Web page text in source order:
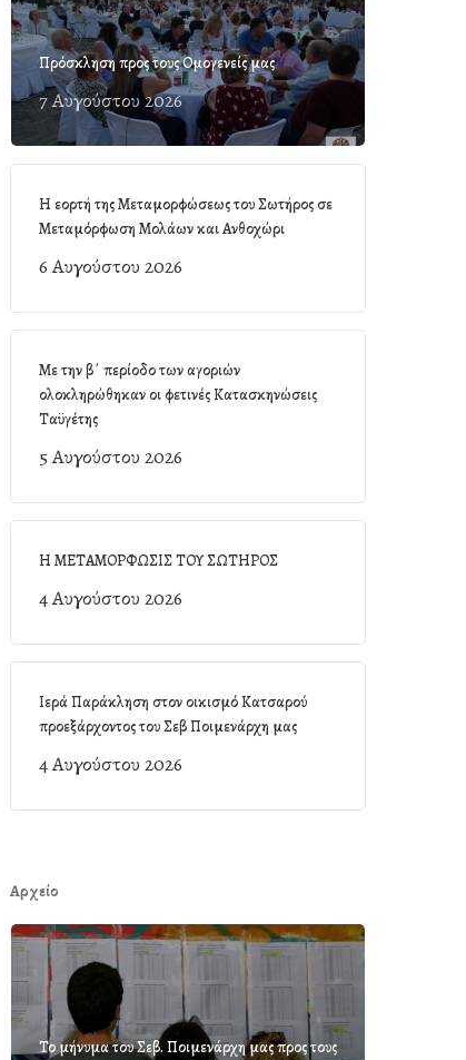
Πρόσκληση προς τους Ομογενείς μας
7 Αυγούστου 2026
Η εορτή της Μεταμορφώσεως του Σωτήρος σε
Μεταμόρφωση Μολάων και Ανθοχώρι
6 Αυγούστου 2026
Με την β΄ περίοδο των αγοριών
ολοκληρώθηκαν οι φετινές Κατασκηνώσεις
Ταϋγέτης
5 Αυγούστου 2026
Η ΜΕΤΑΜΟΡΦΩΣΙΣ ΤΟΥ ΣΩΤΗΡΟΣ
4 Αυγούστου 2026
Ιερά Παράκληση στον οικισμό Κατσαρού
προεξάρχοντος του Σεβ Ποιμενάρχη μας
4 Αυγούστου 2026
Αρχείο
Το μήνυμα του Σεβ. Ποιμενάρχη μας προς τους